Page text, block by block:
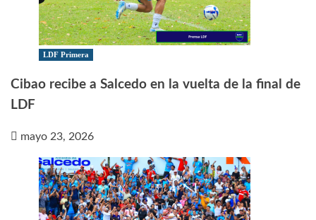
LDF Primera
Cibao recibe a Salcedo en la vuelta de la final de
LDF
mayo 23, 2026